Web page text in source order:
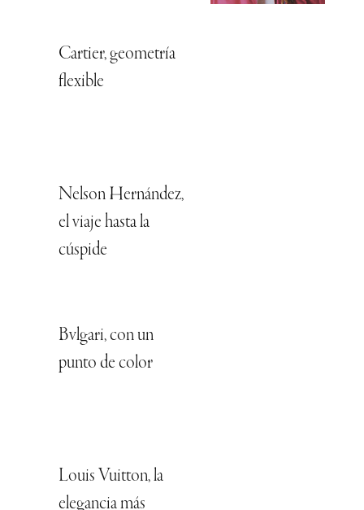
Cartier, geometría
flexible
Nelson Hernández,
el viaje hasta la
cúspide
Bvlgari, con un
punto de color
Louis Vuitton, la
elegancia más